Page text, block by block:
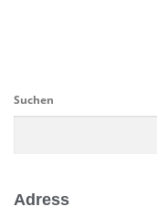
Suchen
Adress